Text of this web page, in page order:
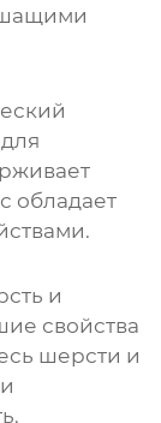
обладает
и
свойства
шерсти и